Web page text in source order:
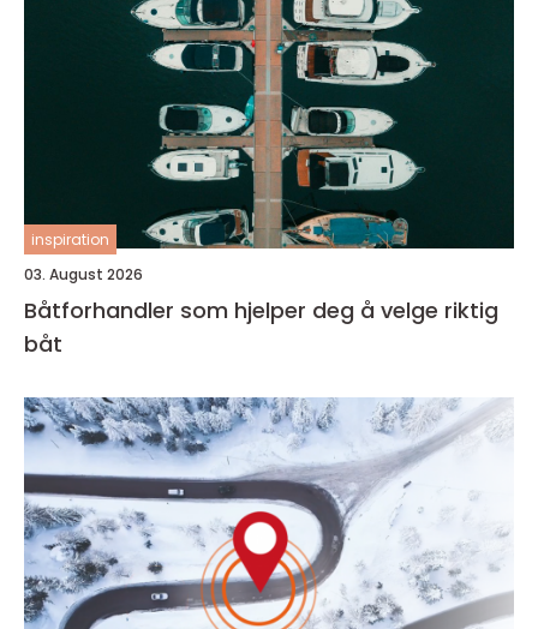
inspiration
03. August 2026
Båtforhandler som hjelper deg å velge riktig
båt